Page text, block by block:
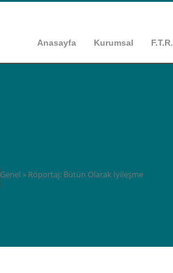
Anasayfa Kurumsal F.T.R.
Genel » Röportaj: Bütün Olarak İyileşme